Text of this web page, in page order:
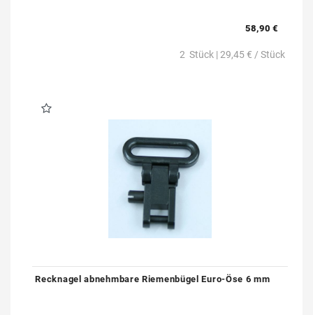
58,90 €
2 Stück | 29,45 € / Stück
Recknagel abnehmbare Riemenbügel Euro-Öse 6 mm